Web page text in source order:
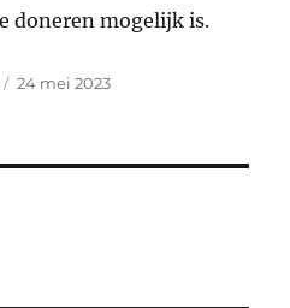
doneren mogelijk is.
Geplaatst
24 mei 2023